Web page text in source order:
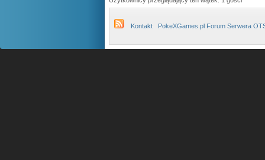
Kontakt PokeXGames.pl Forum Serwera